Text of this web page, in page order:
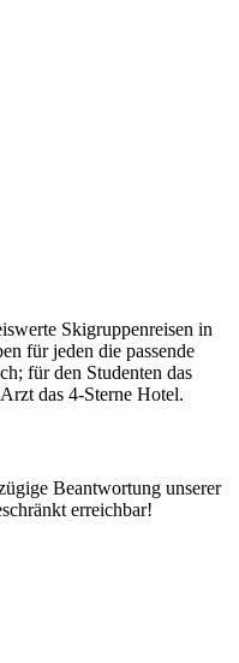
Skigruppenreisen in
für jeden die passende
für den Studenten das
das 4-Sterne Hotel.
Beantwortung unserer
erreichbar!